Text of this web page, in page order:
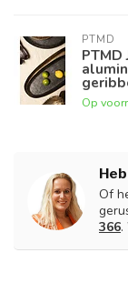
PTMD
Op
Of
366.